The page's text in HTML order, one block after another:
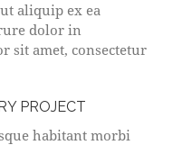
aliquip ex ea
dolor in
sit amet, consectetur
PROJECT
habitant morbi